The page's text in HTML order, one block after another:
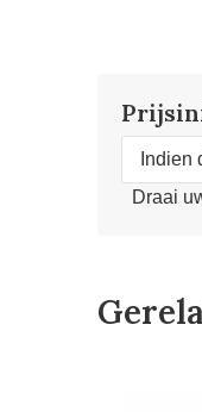
Indien
Draai